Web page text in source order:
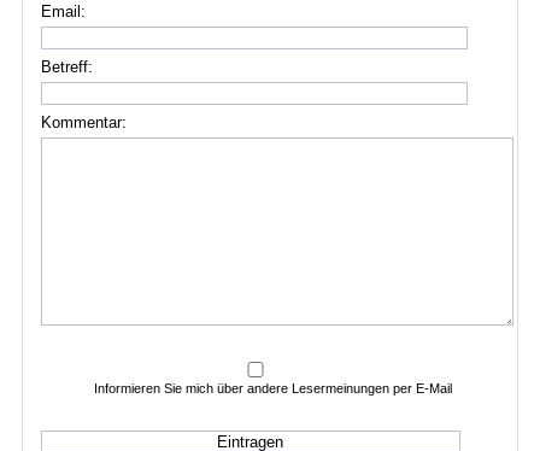
Email:
Betreff:
Kommentar:
Informieren Sie mich über andere Lesermeinungen per E-Mail